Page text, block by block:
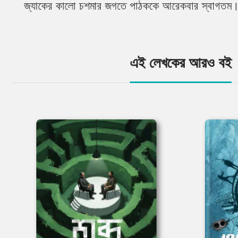
জ্যাকের কালো চশমার জগতে পাঠককে আরেকবার স্বাগতম।
এই লেখকের আরও বই